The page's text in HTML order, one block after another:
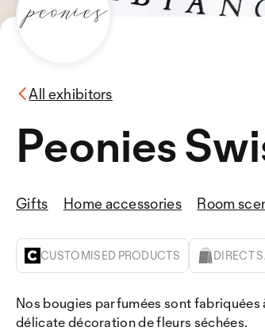
All exhibitors
Peonies
Gifts Home accessories Room
CUSTOMISED PRODUCTS DIRECT
Nos bougies parfumées sont fabriquées
délicate décoration de fleurs séchées.